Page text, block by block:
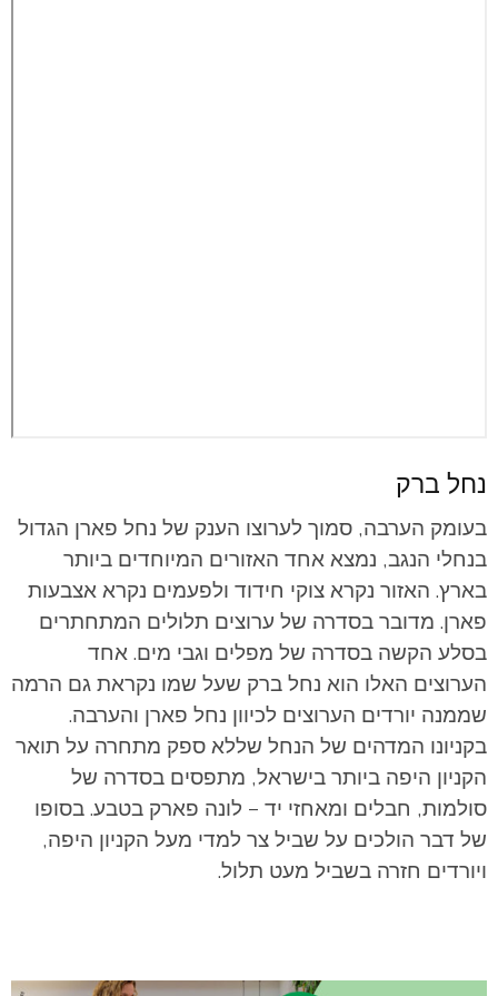
נחל ברק
בעומק הערבה, סמוך לערוצו הענק של נחל פארן הגדול
בנחלי הנגב, נמצא אחד האזורים המיוחדים ביותר
בארץ. האזור נקרא צוקי חידוד ולפעמים נקרא אצבעות
פארן. מדובר בסדרה של ערוצים תלולים המתחתרים
בסלע הקשה בסדרה של מפלים וגבי מים. אחד
הערוצים האלו הוא נחל ברק שעל שמו נקראת גם הרמה
שממנה יורדים הערוצים לכיוון נחל פארן והערבה.
בקניונו המדהים של הנחל שללא ספק מתחרה על תואר
הקניון היפה ביותר בישראל, מתפסים בסדרה של
סולמות, חבלים ומאחזי יד – לונה פארק בטבע. בסופו
של דבר הולכים על שביל צר למדי מעל הקניון היפה,
ויורדים חזרה בשביל מעט תלול.